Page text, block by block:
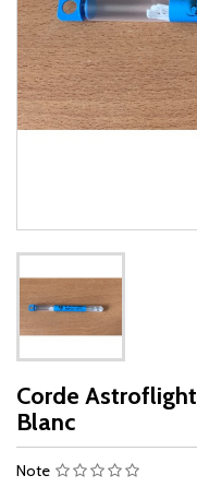
Corde
Blanc
Note